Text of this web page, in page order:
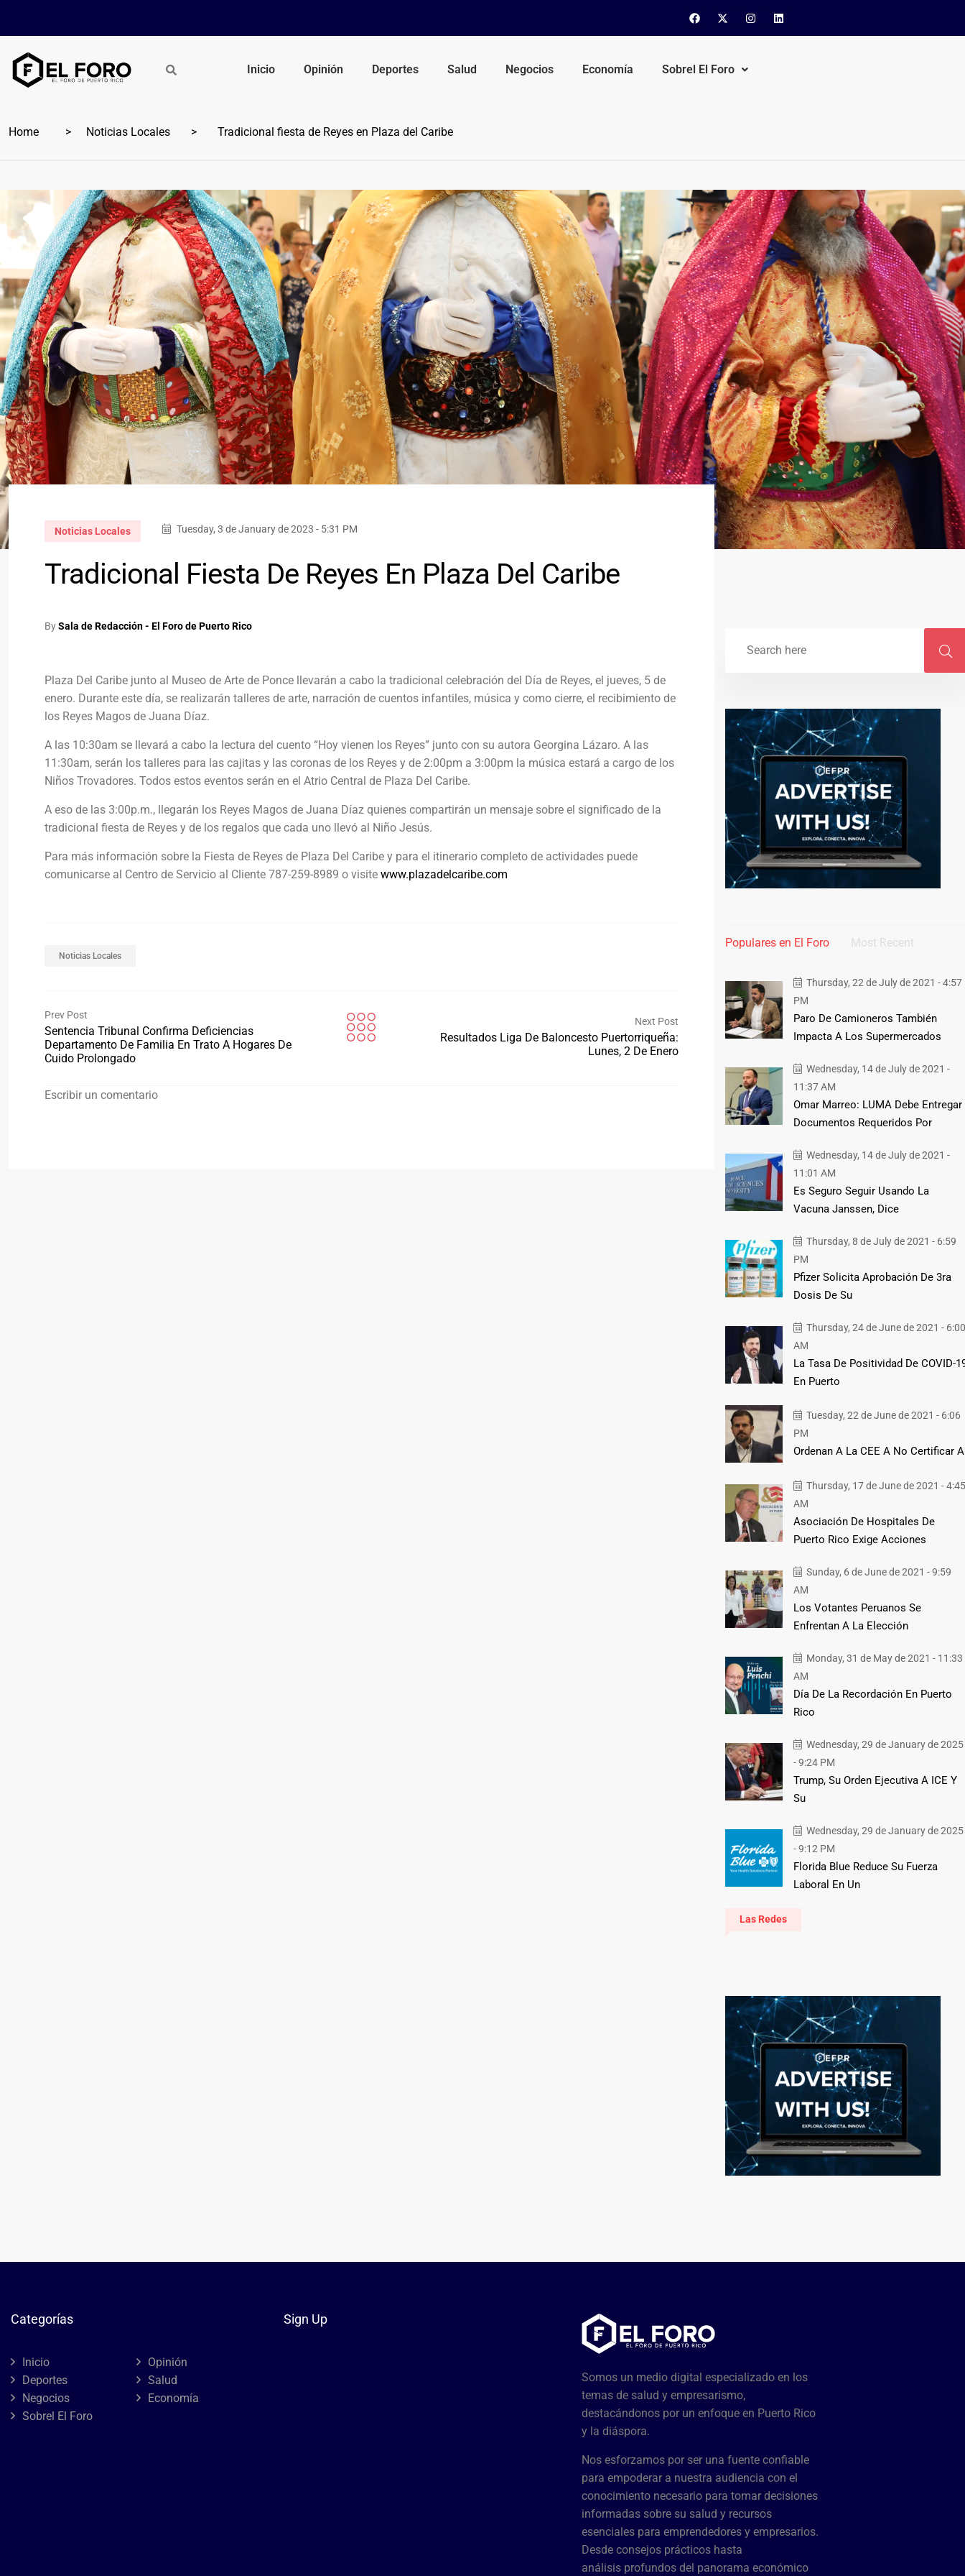
Inicio Opinión Deportes Salud Negocios Economía Sobrel El Foro
Home Noticias Locales Tradicional fiesta de Reyes en Plaza del Caribe
Noticias Locales Tuesday, 3 de January de 2023 - 5:31 PM
Tradicional Fiesta De Reyes En Plaza Del Caribe
BySala de Redacción - El Foro de Puerto Rico
Plaza Del Caribe junto al Museo de Arte de Ponce llevarán a cabo la tradicional celebración del Día de Reyes, el jueves, 5 de
enero. Durante este día, se realizarán talleres de arte, narración de cuentos infantiles, música y como cierre, el recibimiento de
los Reyes Magos de Juana Díaz.
A las 10:30am se llevará a cabo la lectura del cuento “Hoy vienen los Reyes” junto con su autora Georgina Lázaro. A las
11:30am, serán los talleres para las cajitas y las coronas de los Reyes y de 2:00pm a 3:00pm la música estará a cargo de los
Niños Trovadores. Todos estos eventos serán en el Atrio Central de Plaza Del Caribe.
A eso de las 3:00p.m., llegarán los Reyes Magos de Juana Díaz quienes compartirán un mensaje sobre el significado de la
tradicional fiesta de Reyes y de los regalos que cada uno llevó al Niño Jesús.
Para más información sobre la Fiesta de Reyes de Plaza Del Caribe y para el itinerario completo de actividades puede
comunicarse al Centro de Servicio al Cliente 787-259-8989 o visite www.plazadelcaribe.com
Noticias Locales
Prev Post
Sentencia Tribunal Confirma Deficiencias
Departamento De Familia En Trato A Hogares De
Cuido Prolongado
Next Post
Resultados Liga De Baloncesto Puertorriqueña:
Lunes, 2 De Enero
Escribir un comentario
Populares en El Foro Most Recent
Thursday, 22 de July de 2021 - 4:57
PM
Paro De Camioneros También
Impacta A Los Supermercados
Wednesday, 14 de July de 2021 -
11:37 AM
Omar Marreo: LUMA Debe Entregar
Documentos Requeridos Por
Wednesday, 14 de July de 2021 -
11:01 AM
Es Seguro Seguir Usando La
Vacuna Janssen, Dice
Thursday, 8 de July de 2021 - 6:59
PM
Pfizer Solicita Aprobación De 3ra
Dosis De Su
Thursday, 24 de June de 2021 - 6:00
AM
La Tasa De Positividad De COVID-
En Puerto
Tuesday, 22 de June de 2021 - 6:06
PM
Ordenan A La CEE A No Certificar A
Thursday, 17 de June de 2021 - 4:45
AM
Asociación De Hospitales De
Puerto Rico Exige Acciones
Sunday, 6 de June de 2021 - 9:59
AM
Los Votantes Peruanos Se
Enfrentan A La Elección
Monday, 31 de May de 2021 - 11:33
AM
Día De La Recordación En Puerto
Rico
Wednesday, 29 de January de 2025
- 9:24 PM
Trump, Su Orden Ejecutiva A ICE Y
Su
Wednesday, 29 de January de 2025
- 9:12 PM
Florida Blue Reduce Su Fuerza
Laboral En Un
Las Redes
Categorías
Inicio
Opinión
Deportes
Salud
Negocios
Economía
Sobrel El Foro
Sign Up
Somos un medio digital especializado en los
temas de salud y empresarismo,
destacándonos por un enfoque en Puerto Rico
y la diáspora.
Nos esforzamos por ser una fuente confiable
para empoderar a nuestra audiencia con el
conocimiento necesario para tomar decisiones
informadas sobre su salud y recursos
esenciales para emprendedores y empresarios.
Desde consejos prácticos hasta
análisis profundos del panorama económico